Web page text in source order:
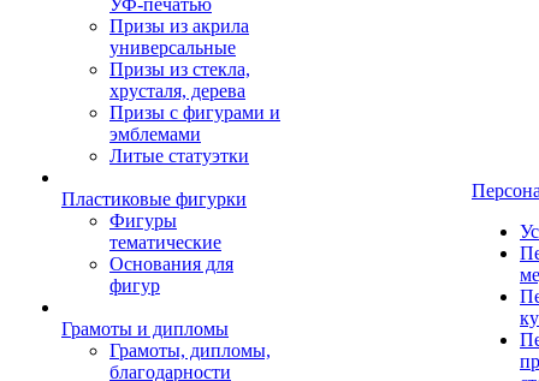
УФ-печатью
Призы из акрила
универсальные
Призы из стекла,
хрусталя, дерева
Призы с фигурами и
эмблемами
Литые статуэтки
Пластиковые фигурки
Фигуры
тематические
Основания для
фигур
Грамоты и дипломы
Грамоты, дипломы,
благодарности